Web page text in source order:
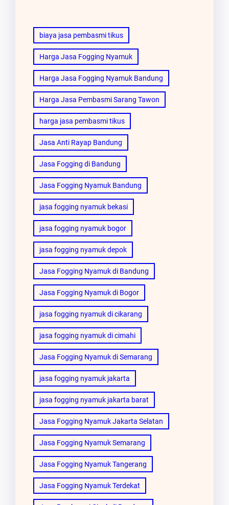
biaya jasa pembasmi tikus
Harga Jasa Fogging Nyamuk
Harga Jasa Fogging Nyamuk Bandung
Harga Jasa Pembasmi Sarang Tawon
harga jasa pembasmi tikus
Jasa Anti Rayap Bandung
Jasa Fogging di Bandung
Jasa Fogging Nyamuk Bandung
jasa fogging nyamuk bekasi
jasa fogging nyamuk bogor
jasa fogging nyamuk depok
Jasa Fogging Nyamuk di Bandung
Jasa Fogging Nyamuk di Bogor
jasa fogging nyamuk di cikarang
jasa fogging nyamuk di cimahi
Jasa Fogging Nyamuk di Semarang
jasa fogging nyamuk jakarta
jasa fogging nyamuk jakarta barat
Jasa Fogging Nyamuk Jakarta Selatan
Jasa Fogging Nyamuk Semarang
Jasa Fogging Nyamuk Tangerang
Jasa Fogging Nyamuk Terdekat